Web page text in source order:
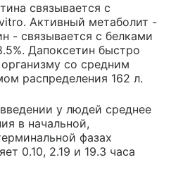
связывается с
Активный метаболит -
- связывается с белками
Дапоксетин быстро
со средним
распределения 162 л.
у людей среднее
в начальной,
фазах
0.10, 2.19 и 19.3 часа